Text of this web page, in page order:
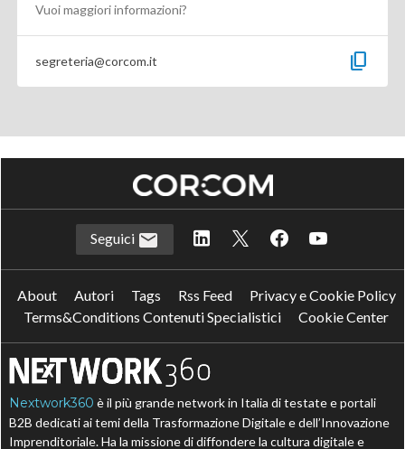
Vuoi maggiori informazioni?
segreteria@corcom.it content_copy
Seguici
About Autori Tags Rss Feed
Privacy e Cookie Policy
Terms&Conditions Contenuti Specialistici
Cookie Center
Nextwork360 è il più grande network in Italia di testate e portali
B2B dedicati ai temi della Trasformazione Digitale e dell’Innovazione
Imprenditoriale. Ha la missione di diffondere la cultura digitale e